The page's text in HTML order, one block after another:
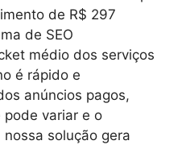
de R$ 297
de SEO
médio dos serviços
é rápido e
anúncios pagos,
pode variar e o
solução gera